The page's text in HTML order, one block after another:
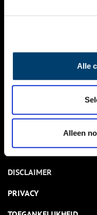
Alle
Alleen
KALENDER
ACTIVITEITEN
NIEUWSBRIEF
DISCLAIMER
PRIVACY